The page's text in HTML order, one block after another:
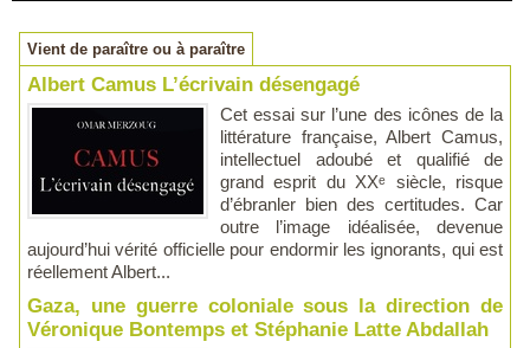
Vient de paraître ou à paraître
Albert Camus L’écrivain désengagé
Cet essai sur l’une des icônes de la
littérature française, Albert Camus,
intellectuel adoubé et qualifié de
grand esprit du XXᵉ siècle, risque
d’ébranler bien des certitudes. Car
outre l’image idéalisée, devenue
aujourd’hui vérité officielle pour endormir les ignorants, qui est
réellement Albert...
Gaza, une guerre coloniale sous la direction de
Véronique Bontemps et Stéphanie Latte Abdallah